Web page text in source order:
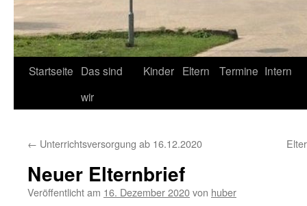
Startseite Das sind
wir
Kinder Eltern Termine Intern
← Unterrichtsversorgung ab 16.12.2020
Neuer Elternbrief
Veröffentlicht am 16. Dezember 2020von huber